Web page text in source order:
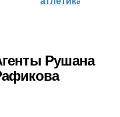
Рушана